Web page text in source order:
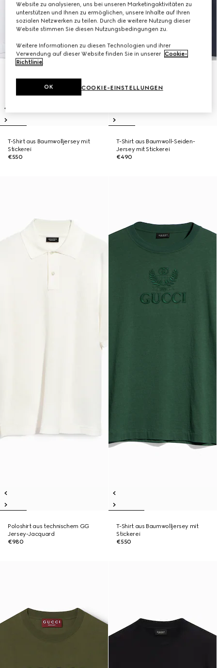
T-Shirt aus Baumwolljersey mit
Stickerei
€550
T-Shirt aus Baumwoll-Seiden-
Jersey mit Stickerei
€490
Poloshirt aus technischem GG
Jersey-Jacquard
€980
T-Shirt aus Baumwolljersey mit
Stickerei
€550
Website zu analysieren, uns bei unseren Marketingaktivitäten zu
unterstützen und Ihnen zu ermöglichen, unsere Inhalte auf Ihren
sozialen Netzwerken zu teilen. Durch die weitere Nutzung dieser
Website stimmen Sie diesen Nutzungsbedingungen zu.
Weitere Informationen zu diesen Technologien und ihrer
Verwendung auf dieser Website finden Sie in unserer Cookie-
Richtlinie.
COOKIE-EINSTELLUNGEN
OK